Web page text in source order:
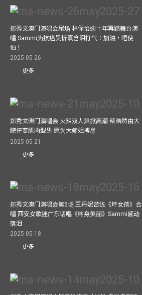
郑秀文澳门演唱会尾场 林保怡逾十年再踏舞台演
唱 Sammi为抗癌吴忻熹含泪打气：加油，唔使
怕！
2025-05-26
更多
郑秀文澳门演唱会 火辣双人舞掀高潮 蔡浩然由大
肥仔变肌肉型男 愿为大师姐搏尽
2025-05-21
更多
郑秀文澳门演唱会第5场 王丹妮苦练《坏女孩》合
唱 西安女歌迷广东话唱《终身美丽》Sammi感动
落泪
2025-05-18
更多